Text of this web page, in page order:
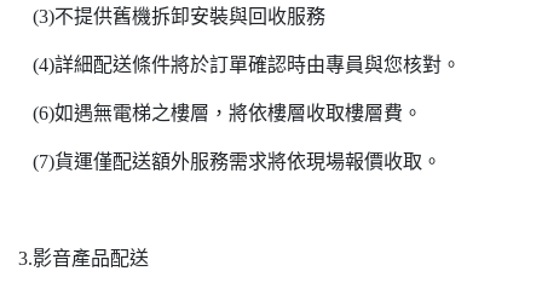
(3)不提供舊機拆卸安裝與回收服務
(4)詳細配送條件將於訂單確認時由專員與您核對。
(6)如遇無電梯之樓層，將依樓層收取樓層費。
(7)貨運僅配送額外服務需求將依現場報價收取。
3.影音產品配送